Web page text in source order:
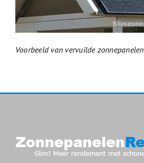
Voorbeeld van vervuilde zonnepanelen